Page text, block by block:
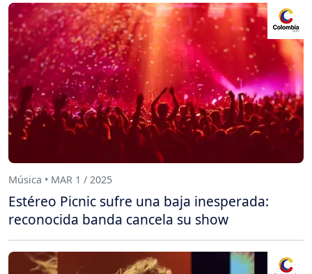
Música • MAR 1 / 2025
Estéreo Picnic sufre una baja inesperada:
reconocida banda cancela su show